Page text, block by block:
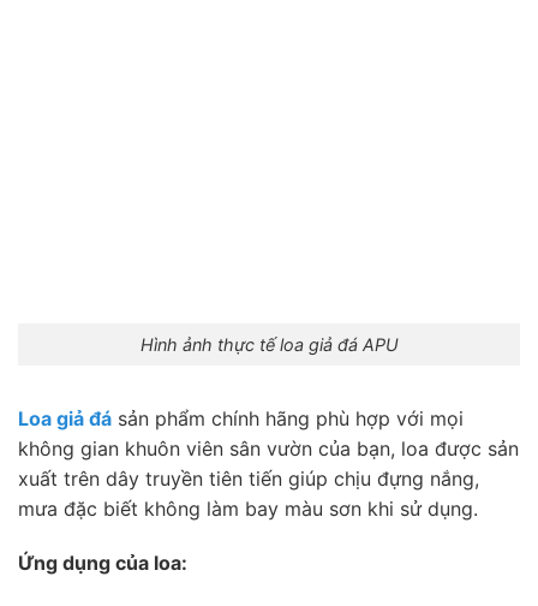
Hình ảnh thực tế loa giả đá APU
Loa giả đá sản phẩm chính hãng phù hợp với mọi
không gian khuôn viên sân vườn của bạn, loa được sản
xuất trên dây truyền tiên tiến giúp chịu đựng nắng,
mưa đặc biết không làm bay màu sơn khi sử dụng.
Ứng dụng của loa: